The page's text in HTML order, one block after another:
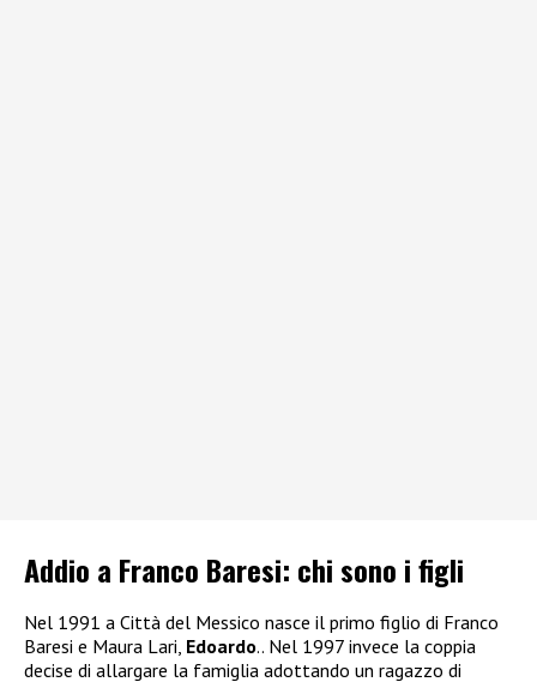
Addio a Franco Baresi: chi sono i figli
Nel 1991 a Città del Messico nasce il primo figlio di Franco
Baresi e Maura Lari, Edoardo.. Nel 1997 invece la coppia
decise di allargare la famiglia adottando un ragazzo di